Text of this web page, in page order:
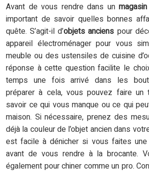
Avant de vous rendre dans un
important de savoir quelles bonnes
quête. S’agit-il d’objets anciens pour
appareil électroménager pour vous
meuble ou des ustensiles de cuisine
réponse à cette question facilite le
temps une fois arrivé dans les
préparer à cela, vous pouvez faire
savoir ce qui vous manque ou ce qui
maison. Si nécessaire, prenez des
déjà la couleur de l’objet ancien dans
est facile à dénicher si vous faites une
avant de vous rendre à la brocante.
également pour chiner comme un pro.